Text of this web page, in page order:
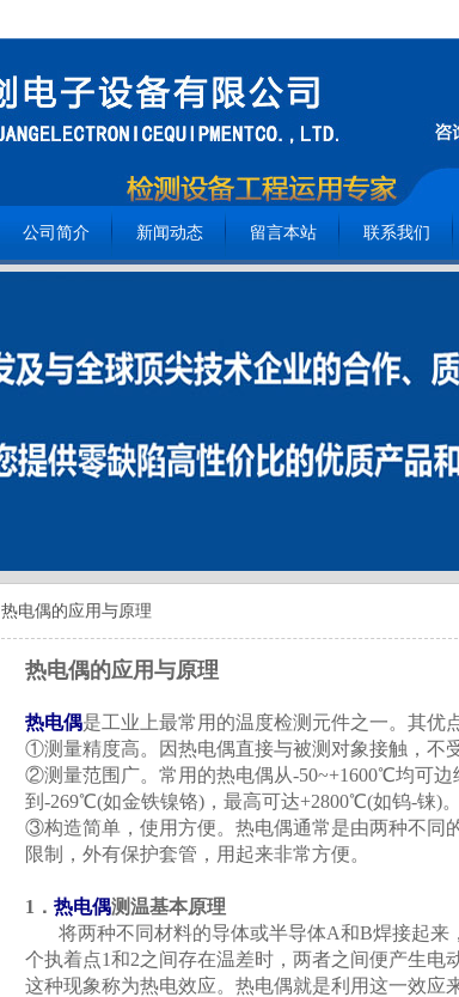
公司简介 新闻动态 留言本站 联系我们
热电偶的应用与原理
热电偶的应用与原理
热电偶是工业上最常用的温度检测元件之一。其优
①测量精度高。因热电偶直接与被测对象接触，不
②测量范围广。常用的热电偶从-50~+1600℃均可边
到-269℃(如金铁镍铬)，最高可达+2800℃(如钨-铼)。
③构造简单，使用方便。热电偶通常是由两种不同
限制，外有保护套管，用起来非常方便。
1． 热电偶测温基本原理
将两种不同材料的导体或半导体A和B焊接起来
个执着点1和2之间存在温差时，两者之间便产生电
这种现象称为热电效应。热电偶就是利用这一效应